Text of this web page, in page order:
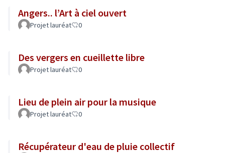
Angers.. l’Art à ciel ouvert
Projet lauréat 0
Des vergers en cueillette libre
Projet lauréat 0
Lieu de plein air pour la musique
Projet lauréat 0
Récupérateur d'eau de pluie collectif